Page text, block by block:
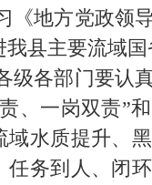
《地方党政领
我县主要流域
级各部门要认
、一岗双责”
域水质提升、
任务到人、闭